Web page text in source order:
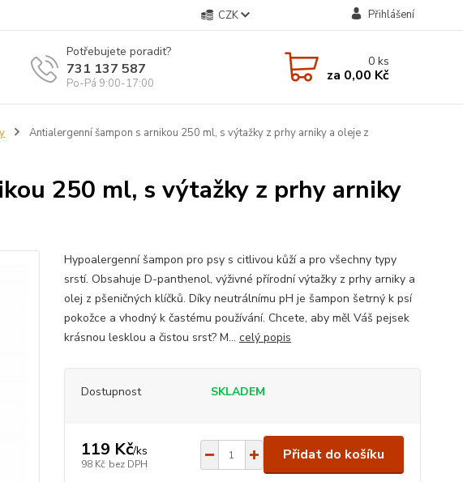
CZK Přihlášení
Potřebujete poradit?
731 137 587
Po-Pá 9:00-17:00
0ks
za 0,00 Kč
Antialergenní šampon s arnikou 250 ml, s výtažky z prhy arniky a oleje z
250 ml, s výtažky z prhy arniky
Hypoalergenní šampon pro psy s citlivou kůží a pro všechny typy
srstí. Obsahuje D-panthenol, výživné přírodní výtažky z prhy arniky a
olej z pšeničných klíčků. Díky neutrálnímu pH je šampon šetrný k psí
pokožce a vhodný k častému používání. Chcete, aby měl Váš pejsek
krásnou lesklou a čistou srst? M... celý popis
Dostupnost SKLADEM
119 Kč/ks
98 Kč bez DPH
Přidat do košíku